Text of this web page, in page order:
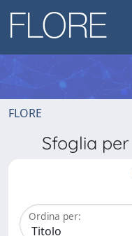
FLORE
Sfoglia
Ordina per: